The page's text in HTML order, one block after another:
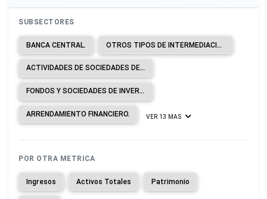
SUBSECTORES
BANCA CENTRAL. OTROS TIPOS DE INTERMEDIACIÓN MONETARIA.
ACTIVIDADES DE SOCIEDADES DE CARTERA.
FONDOS Y SOCIEDADES DE INVERSIÓN Y ENTIDADES FINANCIERAS SIMILARES.
ARRENDAMIENTO FINANCIERO. VER 13 MAS
POR OTRA METRICA
Ingresos Activos Totales Patrimonio